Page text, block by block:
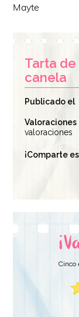
Mayte
Tarta
canela
Publicado el
Valoraciones
valoraciones
¡Comparte
Cinco